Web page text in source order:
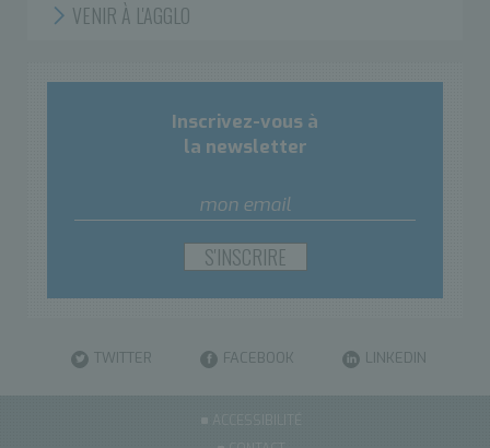
VENIR À L'AGGLO
Inscrivez-vous à
la newsletter
TWITTER FACEBOOK LINKEDIN
ACCESSIBILITÉ